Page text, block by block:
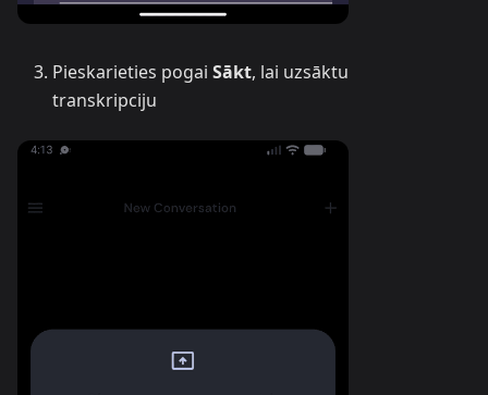
Pieskarieties pogai Sākt, lai uzsāktu
transkripciju